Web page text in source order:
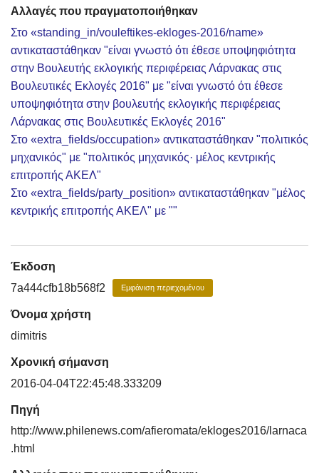
Αλλαγές που πραγματοποιήθηκαν
Στο «standing_in/vouleftikes-ekloges-2016/name»
αντικαταστάθηκαν "είναι γνωστό ότι έθεσε υποψηφιότητα
στην Βουλευτής εκλογικής περιφέρειας Λάρνακας στις
Βουλευτικές Εκλογές 2016" με "είναι γνωστό ότι έθεσε
υποψηφιότητα στην βουλευτής εκλογικής περιφέρειας
Λάρνακας στις Βουλευτικές Εκλογές 2016"
Στο «extra_fields/occupation» αντικαταστάθηκαν "πολιτικός
μηχανικός" με "πολιτικός μηχανικός· μέλος κεντρικής
επιτροπής ΑΚΕΛ"
Στο «extra_fields/party_position» αντικαταστάθηκαν "μέλος
κεντρικής επιτροπής ΑΚΕΛ" με ""
Έκδοση
7a444cfb18b568f2
Εμφάνιση περιεχομένου
Όνομα χρήστη
dimitris
Χρονική σήμανση
2016-04-04T22:45:48.333209
Πηγή
http://www.philenews.com/afieromata/ekloges2016/larnaca
.html